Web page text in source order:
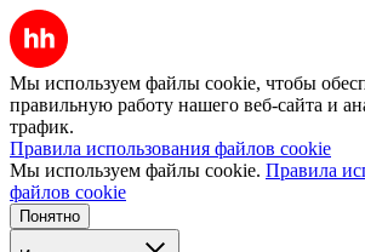
Мы используем файлы cookie, чтобы
правильную работу нашего веб-сайта и
трафик.
Правила использования файлов cookie
Мы используем файлы cookie. Правила
файлов cookie
Понятно